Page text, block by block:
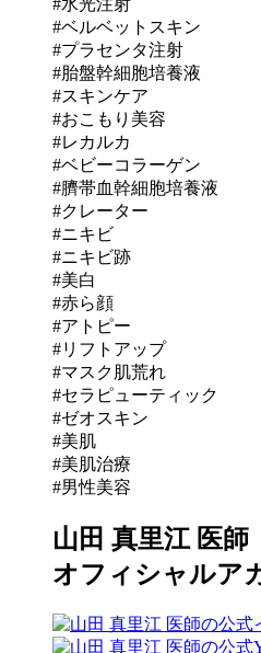
#水光注射
#ベルベットスキン
#プラセンタ注射
#胎盤幹細胞培養液
#スキンケア
#おこもり美容
#レカルカ
#ベビーコラーゲン
#臍帯血幹細胞培養液
#クレーター
#ニキビ
#ニキビ跡
#美白
#赤ら顔
#アトピー
#リフトアップ
#マスク肌荒れ
#セラピューティック
#ゼオスキン
#美肌
#美肌治療
#男性美容
山田 真里江 医師
オフィシャルア